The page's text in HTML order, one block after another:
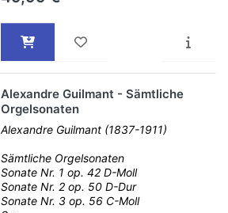
Alexandre Guilmant - Sämtliche
Orgelsonaten
Alexandre Guilmant (1837-1911)
Sämtliche Orgelsonaten
Sonate Nr. 1 op. 42 D-Moll
Sonate Nr. 2 op. 50 D-Dur
Sonate Nr. 3 op. 56 C-Moll